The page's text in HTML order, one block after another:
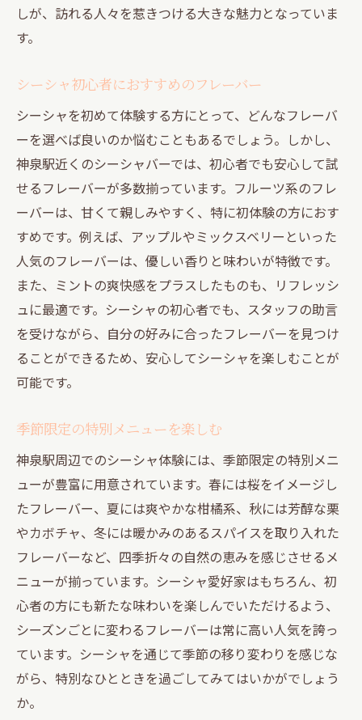
初めてでも楽しめるシーシャの選び方
気軽に相談できる雰囲気
深夜まで楽しめる神泉駅のシーシャバー探訪
夜遅くまで営業している理由
深夜に訪れる特別な楽しみ方
夜景を楽しみながらシーシャを味わう
深夜営業が嬉しい理由
深夜の静けさを楽しむひととき
夜更かし派におすすめのスポット
神泉駅徒歩圏内で味わうシーシャの新しい魅力
駅近で便利なアクセスの秘訣
常連さんに愛される理由
最新トレンドのフレーバー紹介
特別な日に訪れたい隠れ家
しが、訪れる人々を惹きつける大きな魅力となっていま
す。
シーシャ初心者におすすめのフレーバー
シーシャを初めて体験する方にとって、どんなフレーバ
ーを選べば良いのか悩むこともあるでしょう。しかし、
神泉駅近くのシーシャバーでは、初心者でも安心して試
せるフレーバーが多数揃っています。フルーツ系のフレ
ーバーは、甘くて親しみやすく、特に初体験の方におす
すめです。例えば、アップルやミックスベリーといった
人気のフレーバーは、優しい香りと味わいが特徴です。
また、ミントの爽快感をプラスしたものも、リフレッシ
ュに最適です。シーシャの初心者でも、スタッフの助言
を受けながら、自分の好みに合ったフレーバーを見つけ
ることができるため、安心してシーシャを楽しむことが
可能です。
季節限定の特別メニューを楽しむ
神泉駅周辺でのシーシャ体験には、季節限定の特別メニ
ューが豊富に用意されています。春には桜をイメージし
たフレーバー、夏には爽やかな柑橘系、秋には芳醇な栗
やカボチャ、冬には暖かみのあるスパイスを取り入れた
フレーバーなど、四季折々の自然の恵みを感じさせるメ
ニューが揃っています。シーシャ愛好家はもちろん、初
心者の方にも新たな味わいを楽しんでいただけるよう、
シーズンごとに変わるフレーバーは常に高い人気を誇っ
ています。シーシャを通じて季節の移り変わりを感じな
がら、特別なひとときを過ごしてみてはいかがでしょう
か。